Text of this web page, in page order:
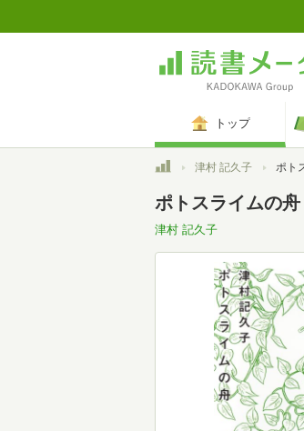
トップ
トップ津村 記久子 ポト
ポトスライムの
津村 記久子